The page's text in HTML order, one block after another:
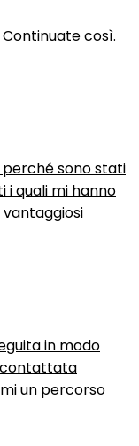
così.
sono stati
i quali mi hanno
in modo
contattata
un percorso